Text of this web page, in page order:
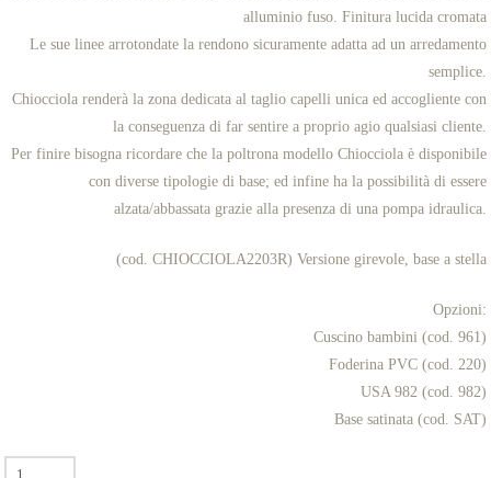
alluminio fuso. Finitura lucida cromata
Le sue linee arrotondate la rendono sicuramente adatta ad un arredamento
semplice.
Chiocciola renderà la zona dedicata al taglio capelli unica ed accogliente con
la conseguenza di far sentire a proprio agio qualsiasi cliente.
Per finire bisogna ricordare che la poltrona modello Chiocciola è disponibile
con diverse tipologie di base; ed infine ha la possibilità di essere
alzata/abbassata grazie alla presenza di una pompa idraulica.
(cod. CHIOCCIOLA2203R) Versione girevole, base a stella
Opzioni:
Cuscino bambini (cod. 961)
Foderina PVC (cod. 220)
USA 982 (cod. 982)
Base satinata (cod. SAT)
POLTRONA